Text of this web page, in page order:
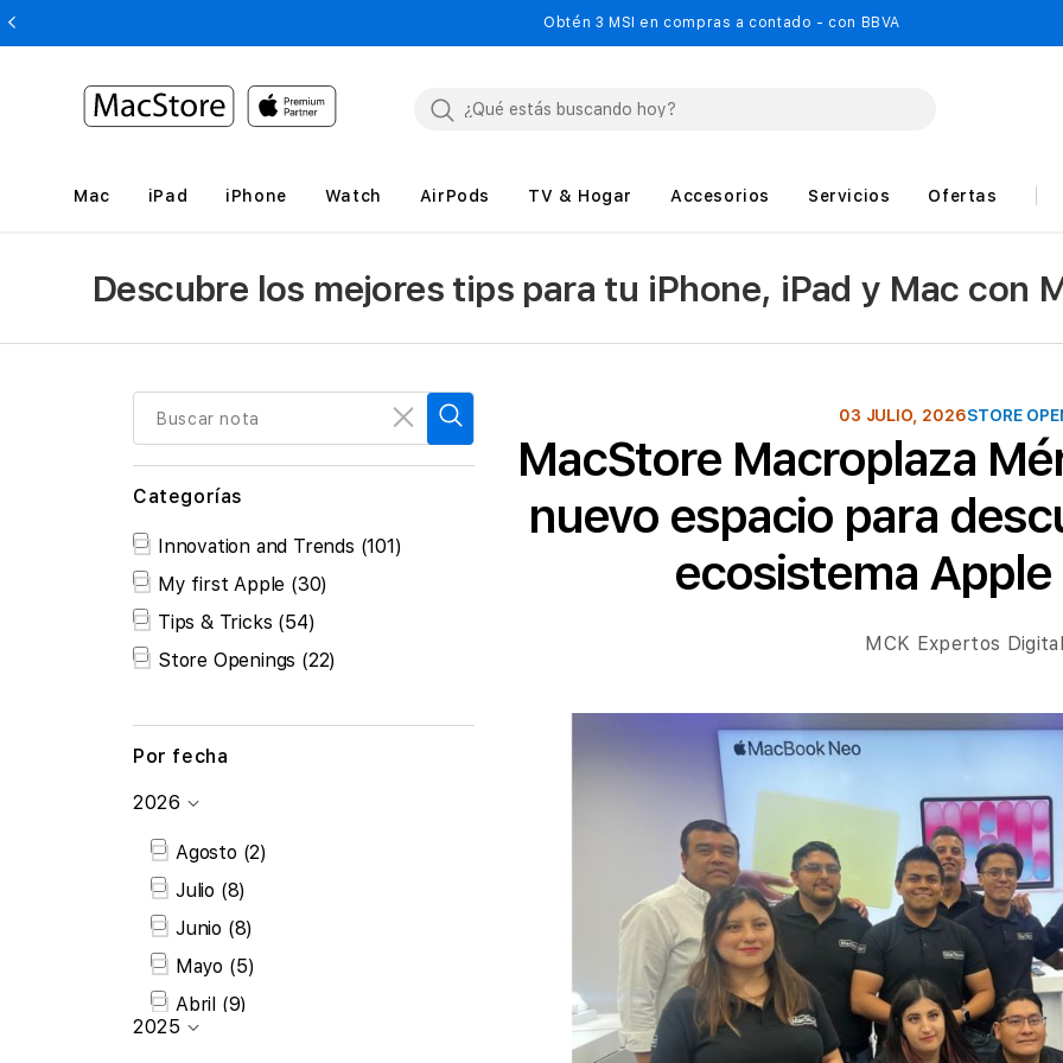
Obtén 3 MSI en compras a contado - con BBVA
Mac iPad iPhone Watch AirPods TV & Hogar Accesorios Servicios Ofertas
Descubre los mejores tips para tu iPhone, iPad y Mac con
Buscar nota
Categorías
Disponibilidad
Innovation and Trends (101)
My first Apple (30)
Tips & Tricks (54)
Store Openings (22)
Por fecha
Por
fecha
2026
Agosto (2)
Julio (8)
Junio (8)
Mayo (5)
Abril (9)
2025
03 JULIO, 2026STORE
MacStore Macroplaza
nuevo espacio para
ecosistema Apple
MCK Expertos